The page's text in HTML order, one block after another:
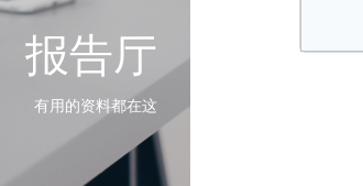
报告厅
有用的资料都在这